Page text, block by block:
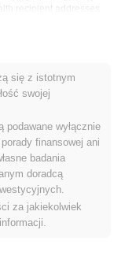
recipient addresses
agent SDK for AI and
anything you can feel.
time you use the app —
up to 40% off at Tier 3
It also raises daily
at no tier all the way
at
with this asset? Hold
caps, access to longer
privacy layer. You
to a Raydium
still active or
to-back releases for
się z istotnym
swojej
wyłącznie
finansowej ani
badania
doradcą
za jakiekolwiek